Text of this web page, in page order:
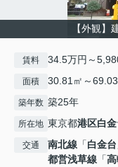
【外観
賃料 34.5万円～
面積 30.81㎡～
築年数 築25年
所在地 東京都港区白
交通 南北線 「白金台
都営浅草線 「